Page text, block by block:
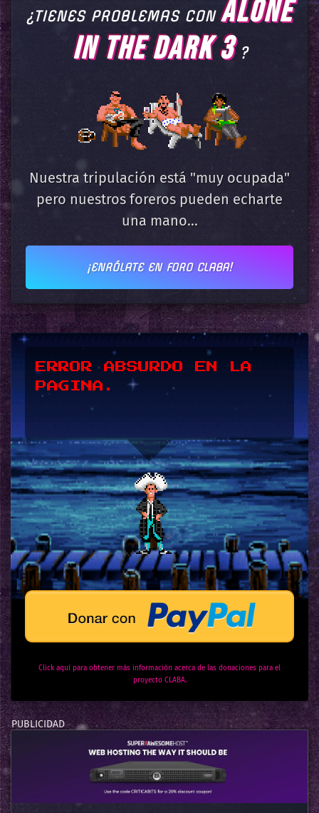
¿TIENES PROBLEMAS CONALONE
IN THE DARK 3?
Nuestra tripulación está "muy ocupada"
pero nuestros foreros pueden echarte
una mano...
¡ENRÓLATE EN FORO CLABA!
*UPSSS*
Click aquí para obtener más información acerca de las donaciones para el
proyecto CLABA.